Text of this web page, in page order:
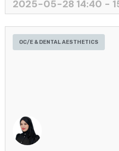
2025-05-28 14:40 -
OC/E & DENTAL AESTHETICS